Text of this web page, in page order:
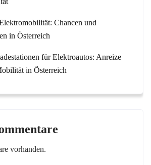
Chancen und
in Österreich
für Elektroautos: Anreize
in Österreich
vorhanden.